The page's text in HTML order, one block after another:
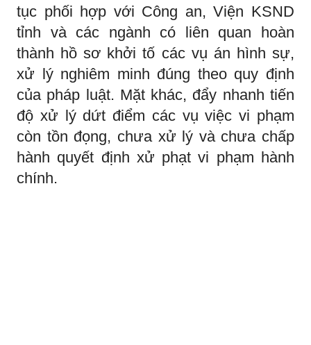
tục phối hợp với Công an, Viện KSND
tỉnh và các ngành có liên quan hoàn
thành hồ sơ khởi tố các vụ án hình sự,
xử lý nghiêm minh đúng theo quy định
của pháp luật. Mặt khác, đẩy nhanh tiến
độ xử lý dứt điểm các vụ việc vi phạm
còn tồn đọng, chưa xử lý và chưa chấp
hành quyết định xử phạt vi phạm hành
chính.